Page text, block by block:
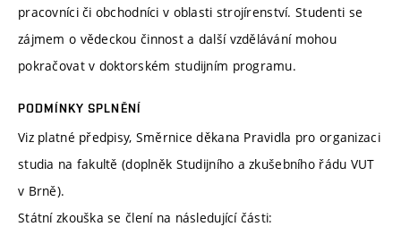
pracovníci či obchodníci v oblasti strojírenství. Studenti se
zájmem o vědeckou činnost a další vzdělávání mohou
pokračovat v doktorském studijním programu.
PODMÍNKY SPLNĚNÍ
Viz platné předpisy, Směrnice děkana Pravidla pro organizaci
studia na fakultě (doplněk Studijního a zkušebního řádu VUT
v Brně).
Státní zkouška se člení na následující části: